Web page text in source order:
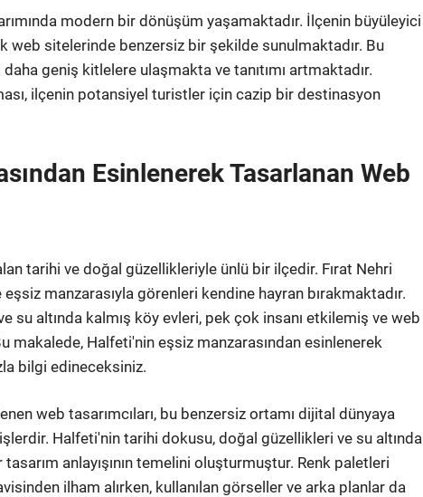
modern bir dönüşüm yaşamaktadır. İlçenin büyüleyici
web sitelerinde benzersiz bir şekilde sunulmaktadır. Bu
geniş kitlelere ulaşmakta ve tanıtımı artmaktadır.
ilçenin potansiyel turistler için cazip bir destinasyon
Esinlenerek Tasarlanan Web
tarihi ve doğal güzellikleriyle ünlü bir ilçedir. Fırat Nehri
manzarasıyla görenleri kendine hayran bırakmaktadır.
su altında kalmış köy evleri, pek çok insanı etkilemiş ve web
makalede, Halfeti'nin eşsiz manzarasından esinlenerek
bilgi edineceksiniz.
web tasarımcıları, bu benzersiz ortamı dijital dünyaya
Halfeti'nin tarihi dokusu, doğal güzellikleri ve su altında
anlayışının temelini oluşturmuştur. Renk paletleri
ilham alırken, kullanılan görseller ve arka planlar da